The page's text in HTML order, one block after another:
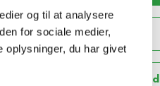
og til at analysere
for sociale medier,
oplysninger, du har givet
Se andre lignende varer
andre varer fra samme stand